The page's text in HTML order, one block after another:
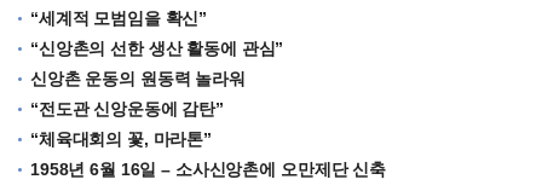
“세계적 모범임을 확신”
“신앙촌의 선한 생산 활동에 관심”
신앙촌 운동의 원동력 놀라워
“전도관 신앙운동에 감탄”
“체육대회의 꽃, 마라톤”
1958년 6월 16일 – 소사신앙촌에 오만제단 신축